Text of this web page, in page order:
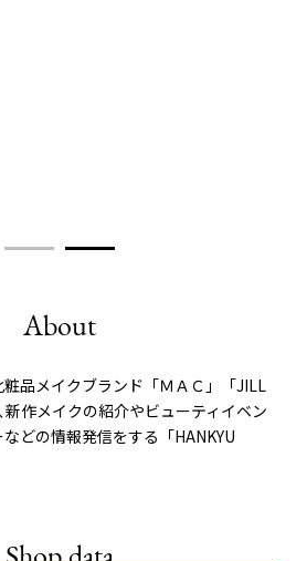
About
品メイクブランド「ＭＡＣ」「JILL
作メイクの紹介やビューティイベン
どの情報発信をする「HANKYU